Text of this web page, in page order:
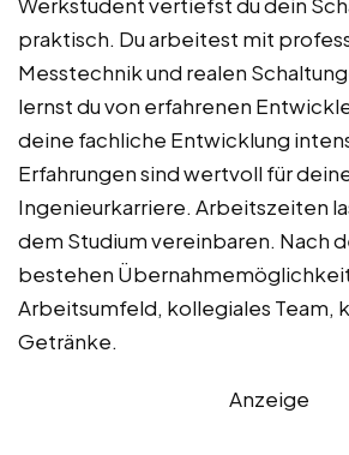
praktisch. Du arbeitest mit
Messtechnik und realen
lernst du von erfahrenen
deine fachliche Entwicklung
Erfahrungen sind wertvoll für
Ingenieurkarriere. Arbeitszeiten
dem Studium vereinbaren. Nach
bestehen
Arbeitsumfeld, kollegiales Team,
Getränke.
Anzeige